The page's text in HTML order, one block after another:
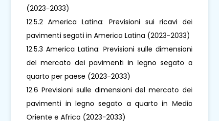
(2023-2033)
12.5.2 America Latina: Previsioni sui ricavi dei
pavimenti segati in America Latina (2023-2033)
12.5.3 America Latina: Previsioni sulle dimensioni
del mercato dei pavimenti in legno segato a
quarto per paese (2023-2033)
12.6 Previsioni sulle dimensioni del mercato dei
pavimenti in legno segato a quarto in Medio
Oriente e Africa (2023-2033)